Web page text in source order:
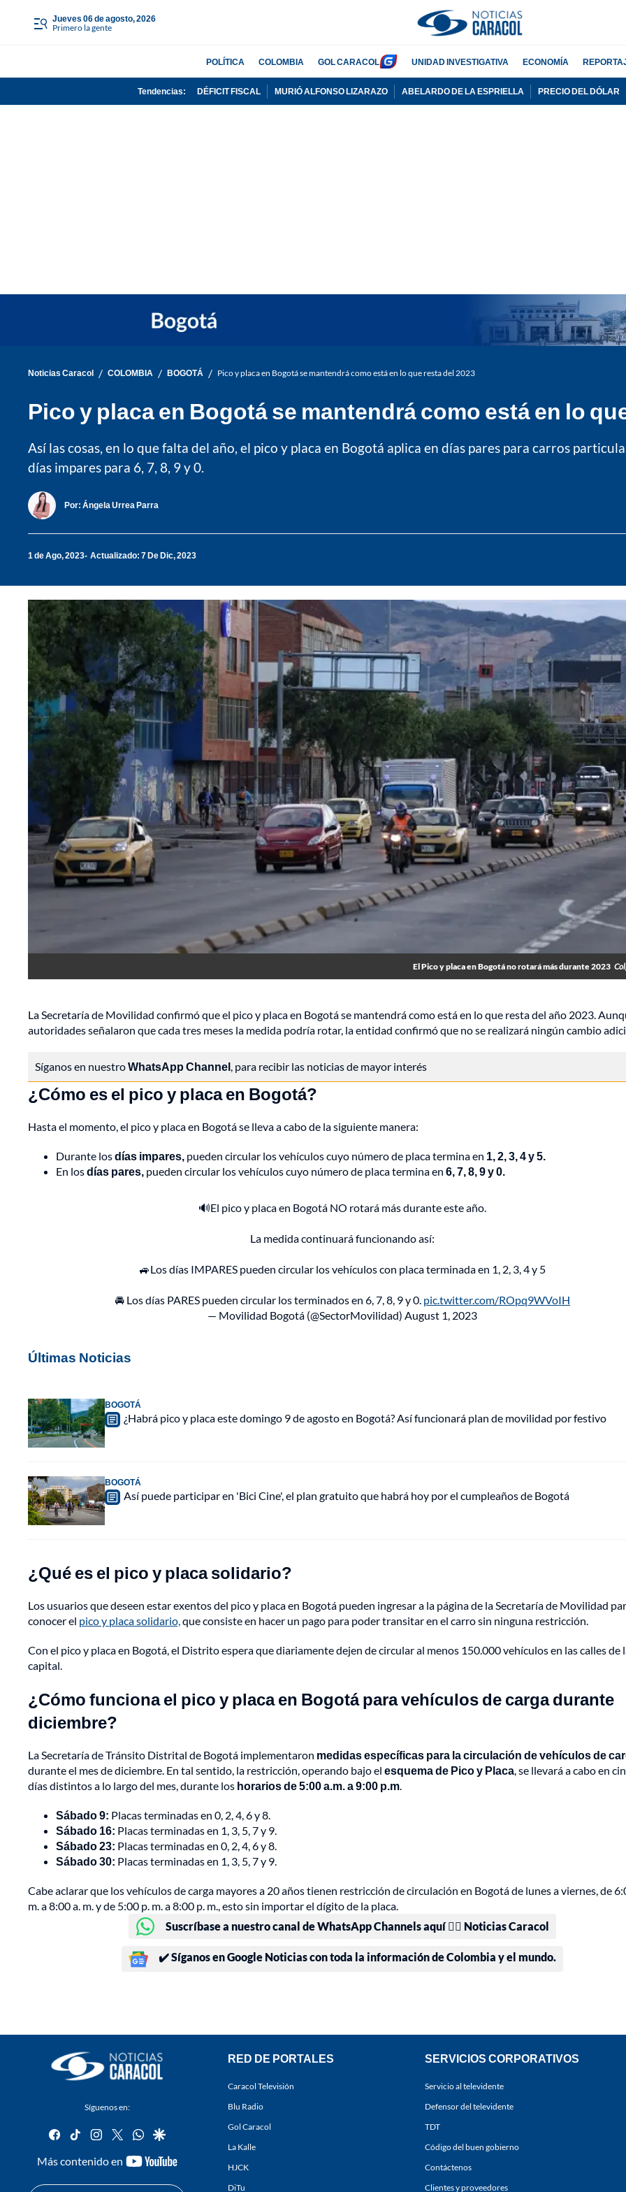
jueves 06 de agosto, 2026
Primero la gente
POLÍTICA COLOMBIA GOL CARACOL UNIDAD INVESTIGATIVA ECONOMÍA
Tendencias: DÉFICIT FISCAL MURIÓ ALFONSO LIZARAZO ABELARDO DE LA ESPRIELLA PRECIO DEL DÓLAR
Noticias Caracol / COLOMBIA / BOGOTÁ / Pico y placa en Bogotá se mantendrá como está en lo que resta del 2023
Pico y placa en Bogotá se mantendrá como está en lo
Así las cosas, en lo que falta del año, el pico y placa en Bogotá aplica en días pares para carros
días impares para 6, 7, 8, 9 y 0.
Por: Ángela Urrea Parra
1 de Ago, 2023 Actualizado: 7 De Dic, 2023
El Pico y placa en Bogotá no rotará más durante 2023
La Secretaría de Movilidad confirmó que el pico y placa en Bogotá se mantendrá como está en lo que resta del año 2023.
autoridades señalaron que cada tres meses la medida podría rotar, la entidad confirmó que no se realizará ningún cambio
Síganos en nuestroWhatsApp Channel, para recibir las noticias de mayor interés
¿Cómo es el pico y placa en Bogotá?
Hasta el momento, el pico y placa en Bogotá se lleva a cabo de la siguiente manera:
Durante losdías impares, pueden circular los vehículos cuyo número de placa termina en 1, 2, 3, 4 y 5.
En losdías pares, pueden circular los vehículos cuyo número de placa termina en 6, 7, 8, 9 y 0.
🔊El pico y placa en Bogotá NO rotará más durante este año.
La medida continuará funcionando así:
🚙Los días IMPARES pueden circular los vehículos con placa terminada en 1, 2, 3, 4 y 5
🚘 Los días PARES pueden circular los terminados en 6, 7, 8, 9 y 0. pic.twitter.com/ROpq9WVoIH
— Movilidad Bogotá (@SectorMovilidad) August 1, 2023
Últimas Noticias
BOGOTÁ
¿Habrá pico y placa este domingo 9 de agosto en Bogotá? Así funcionará plan de movilidad por festivo
BOGOTÁ
Así puede participar en 'Bici Cine', el plan gratuito que habrá hoy por el cumpleaños de Bogotá
¿Qué es el pico y placa solidario?
Los usuarios que deseen estar exentos del pico y placa en Bogotá pueden ingresar a la página de la Secretaría de Movilidad
conocer el pico y placa solidario,que consiste en hacer un pago para poder transitar en el carro sin ninguna restricción.
Con el pico y placa en Bogotá, el Distrito espera que diariamente dejen de circular al menos 150.000 vehículos en las calles de
capital.
¿Cómo funciona el pico y placa en Bogotá para vehículos de carga durante
diciembre?
La Secretaría de Tránsito Distrital de Bogotá implementaron medidas específicas para la circulación de vehículos de
durante el mes de diciembre. En tal sentido, la restricción, operando bajo el esquema de Pico y Placa, se llevará a cabo en
días distintos a lo largo del mes, durante los horarios de 5:00 a.m. a 9:00 p.m.
Sábado 9: Placas terminadas en 0, 2, 4, 6 y 8.
Sábado 16: Placas terminadas en 1, 3, 5, 7 y 9.
Sábado 23: Placas terminadas en 0, 2, 4, 6 y 8.
Sábado 30: Placas terminadas en 1, 3, 5, 7 y 9.
Cabe aclarar que los vehículos de carga mayores a 20 años tienen restricción de circulación en Bogotá de lunes a viernes, de
m. a 8:00 a. m. y de 5:00 p. m. a 8:00 p. m., esto sin importar el dígito de la placa.
Suscríbase a nuestro canal de WhatsApp Channels aquí 👉🏻 Noticias Caracol
✔️ Síganos en Google Noticias con toda la información de Colombia y el mundo.
Síguenos en:
facebook
tiktok instagram
twitterwhatsapp
google
Más contenido en
youtube-
RED DE PORTALES
Caracol Televisión
Blu Radio
Gol Caracol
La Kalle
HJCK
DiTu
SERVICIOS CORPORATIVOS
Servicio al televidente
Defensor del televidente
TDT
Código del buen gobierno
Contáctenos
Clientes y proveedores